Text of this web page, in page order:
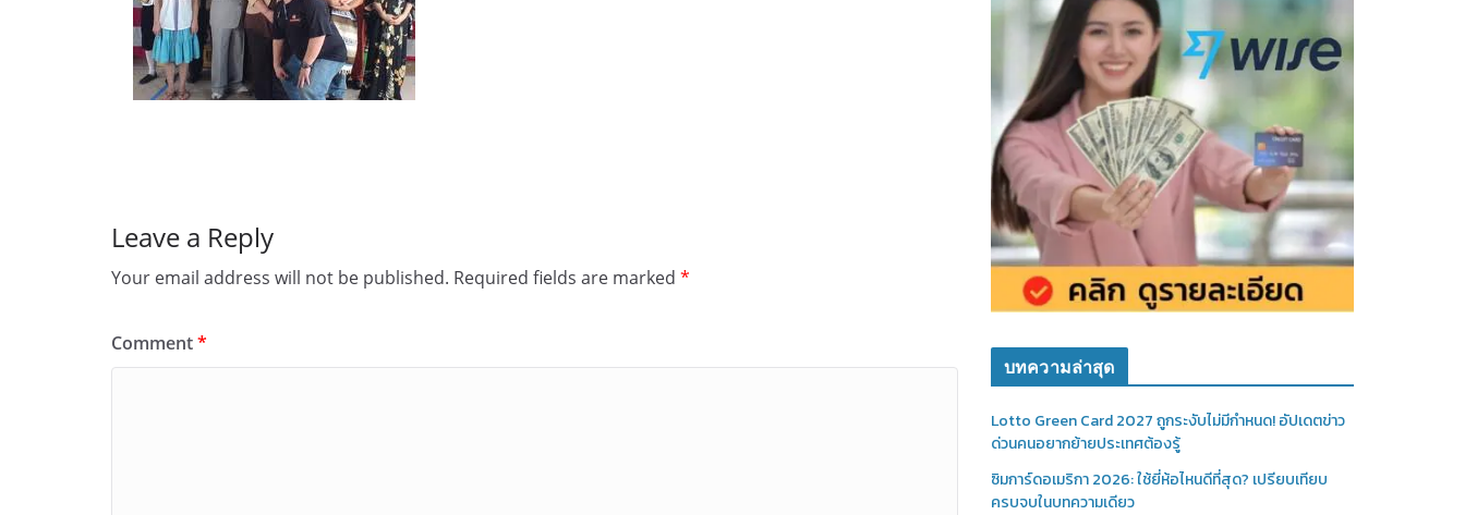
Leave a Reply
Your email address will not be published. Required fields are marked *
Comment*
บทความล่าสุด
Lotto Green Card 2027 ถูกระงับไม่มีกำหนด! อัปเดตข่าว
ด่วนคนอยากย้ายประเทศต้องรู้
ซิมการ์ดอเมริกา 2026: ใช้ยี่ห้อไหนดีที่สุด? เปรียบเทียบ
ครบจบในบทความเดียว